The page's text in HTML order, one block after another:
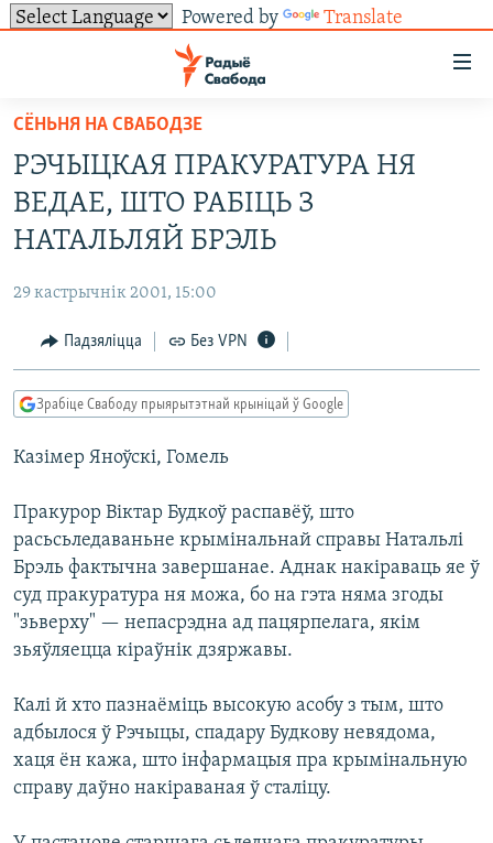
Powered by Translate
ўнівэрсальнага
доступу
Перайсьці
да
галоўнага
зьместу
да
навігацыі
Перайсьці
да
ВІДЭА І ФОТА
ПАЛІТЫКА
ЭКАНОМІКА
ПАЛІТВЯЗЬНІ
КАЛЯНДАР
ТОЛЬКІ НА СВАБОДЗЕ
ТЭСТЫ
ГІСТОРЫЯ НА СВАБОДЗЕ
ПАДКАСТЫ
PREMIUM
НА ХВАЛЯХ СВАБОДЫ
СУВЯЗЬ
ПАДЗЯЛІЦЦА ІНФАРМАЦЫЯЙ
ПАДКАСТЫ
Усе сайты РС/РСЭ
СЁНЬНЯ НА СВАБОДЗЕ
РЭЧЫЦКАЯ ПРАКУРАТУРА НЯ
ВЕДАЕ, ШТО РАБІЦЬ З
НАТАЛЬЛЯЙ БРЭЛЬ
29 кастрычнік 2001, 15:00
Падзяліцца Без VPN
Зрабіце Свабоду прыярытэтнай крыніцай ў Google
Казімер Яноўскі, Гомель
Пракурор Віктар Будкоў распавёў, што
расьсьледаваньне крымінальнай справы Натальлі
Брэль фактычна завершанае. Аднак накіраваць яе ў
суд пракуратура ня можа, бо на гэта няма згоды
"зьверху" — непасрэдна ад пацярпелага, якім
зьяўляецца кіраўнік дзяржавы.
Калі й хто пазнаёміць высокую асобу з тым, што
адбылося ў Рэчыцы, спадару Будкову невядома,
хаця ён кажа, што інфармацыя пра крымінальную
справу даўно накіраваная ў сталіцу.